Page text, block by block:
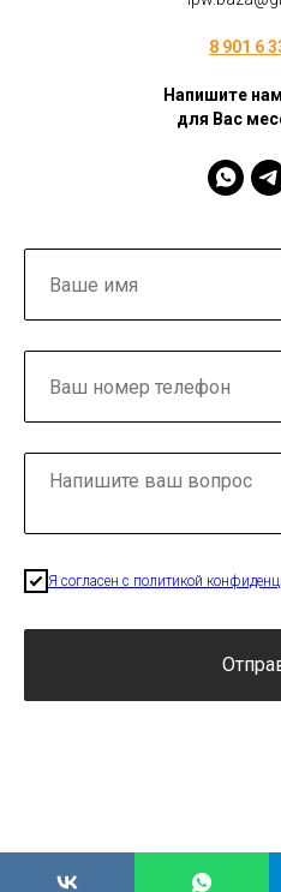
8 901 6
Напишите
для Вас
Я согласен с политикой